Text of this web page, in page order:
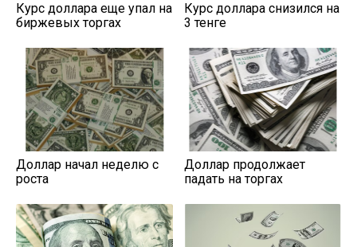
Курс доллара еще упал на
биржевых торгах
Курс доллара снизился на
3 тенге
Доллар начал неделю с
роста
Доллар продолжает
падать на торгах